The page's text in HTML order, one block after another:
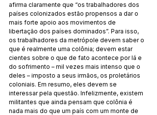
afirma claramente que “os trabalhadores dos
países colonizados estão propensos a dar o
mais forte apoio aos movimentos de
libertação dos países dominados”. Para isso,
os trabalhadores da metrópole devem saber o
que é realmente uma colônia; devem estar
cientes sobre o que de fato acontece por lá e
do sofrimento – mil vezes mais intenso que o
deles – imposto a seus irmãos, os proletários
coloniais. Em resumo, eles devem se
interessar pela questão. Infelizmente, existem
militantes que ainda pensam que colônia é
nada mais do que um país com um monte de